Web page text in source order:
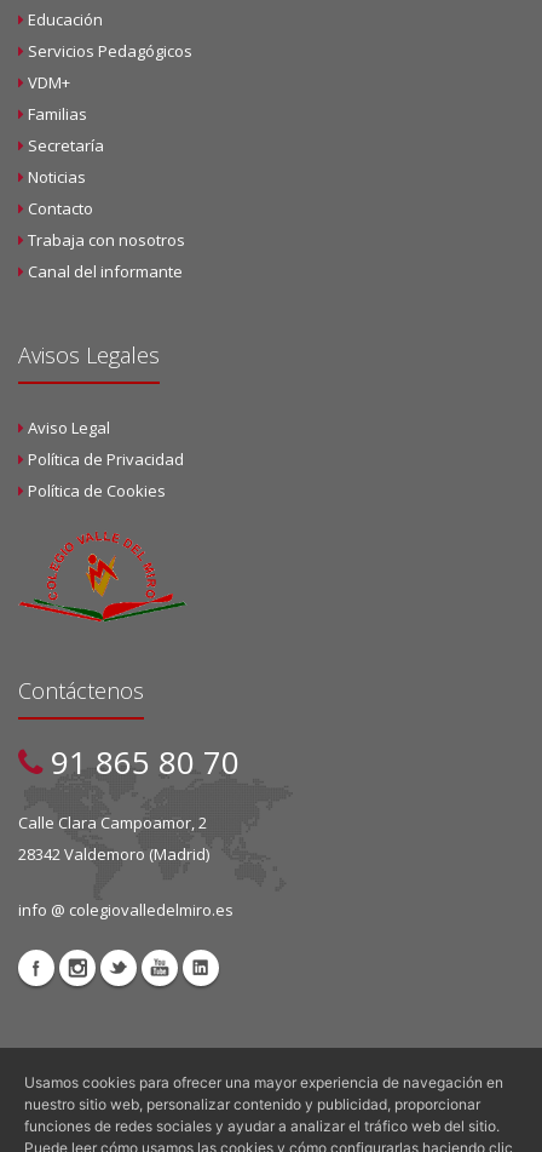
Educación
Servicios Pedagógicos
VDM+
Familias
Secretaría
Noticias
Contacto
Trabaja con nosotros
Canal del informante
Avisos Legales
Aviso Legal
Política de Privacidad
Política de Cookies
Contáctenos
91 865 80 70
Calle Clara Campoamor, 2
28342 Valdemoro (Madrid)
info @ colegiovalledelmiro.es
Copyright © 2026 Espacios Educativos, S.C.M. - Todos los derechos
Usamos cookies para ofrecer una mayor experiencia de navegación en
nuestro sitio web, personalizar contenido y publicidad, proporcionar
funciones de redes sociales y ayudar a analizar el tráfico web del sitio.
Puede leer cómo usamos las cookies y cómo configurarlas haciendo clic